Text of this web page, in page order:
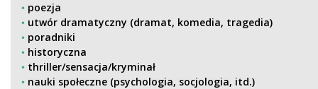
poezja
utwór dramatyczny (dramat, komedia, tragedia)
poradniki
historyczna
thriller/sensacja/kryminał
nauki społeczne (psychologia, socjologia, itd.)